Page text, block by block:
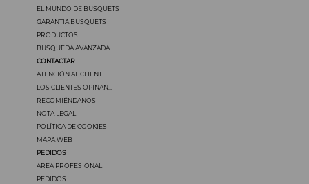
EL MUNDO DE BUSQUETS
GARANTÍA BUSQUETS
PRODUCTOS
BÚSQUEDA AVANZADA
CONTACTAR
ATENCIÓN AL CLIENTE
LOS CLIENTES OPINAN...
RECOMIÉNDANOS
NOTA LEGAL
POLÍTICA DE COOKIES
MAPA WEB
PEDIDOS
ÁREA PROFESIONAL
PEDIDOS